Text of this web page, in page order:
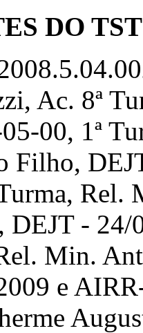
DO
Ac. 8ª
00, 1ª
Filho,
DEJT -
Min.
e